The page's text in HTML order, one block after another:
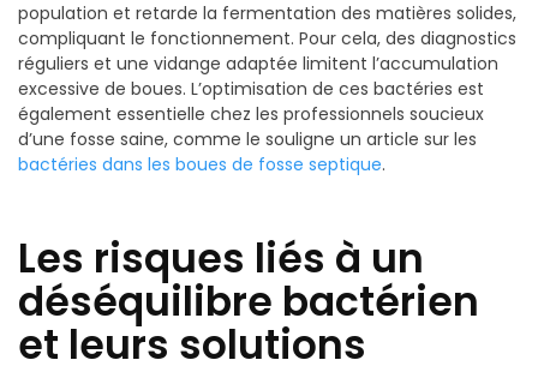
population et retarde la fermentation des matières solides,
compliquant le fonctionnement. Pour cela, des diagnostics
réguliers et une vidange adaptée limitent l’accumulation
excessive de boues. L’optimisation de ces bactéries est
également essentielle chez les professionnels soucieux
d’une fosse saine, comme le souligne un article sur les
bactéries dans les boues de fosse septique.
Les risques liés à un
déséquilibre bactérien
et leurs solutions